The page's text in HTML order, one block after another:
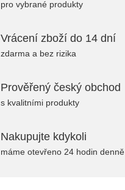
pro vybrané produkty
Vrácení zboží do 14 dní
zdarma a bez rizika
Prověřený český obchod
s kvalitními produkty
Nakupujte kdykoli
máme otevřeno 24 hodin denně